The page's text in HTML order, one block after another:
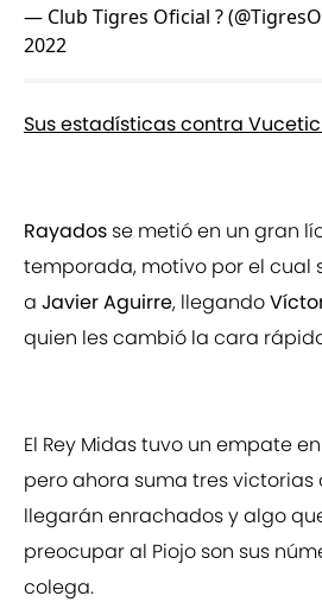
— Club Tigres Oficial ?
2022
Sus estadísticas contra
Rayados se metió en un gran
temporada, motivo por el cual
a Javier Aguirre, llegando
quien les cambió la cara
El Rey Midas tuvo un empate
pero ahora suma tres victorias
llegarán enrachados y algo
preocupar al Piojo son sus
colega.